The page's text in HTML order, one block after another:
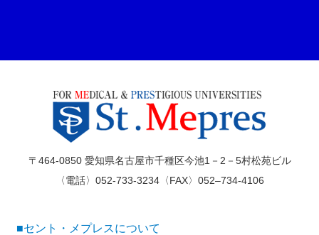
〒464-0850 愛知県名古屋市千種区今池1－2－5村松苑ビル
〈電話〉052-733-3234〈FAX〉052–734-4106
■セント・メプレスについて